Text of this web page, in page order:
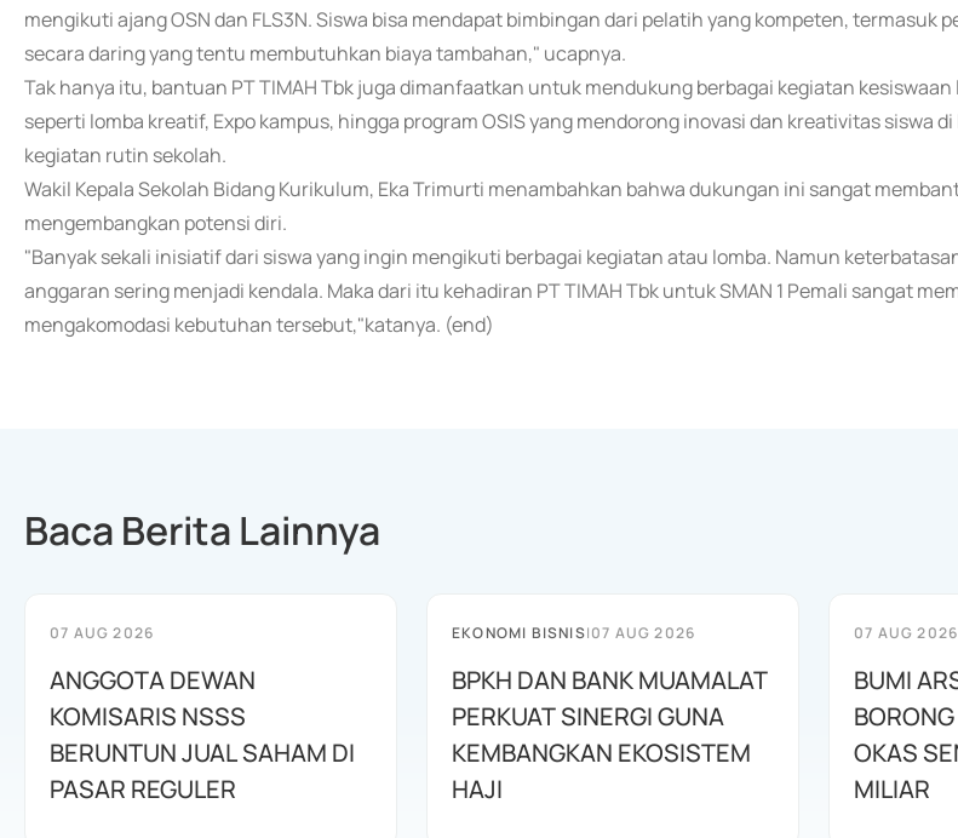
mengikuti ajang OSN dan FLS3N. Siswa bisa mendapat bimbingan dari pelatih yang kompeten, termasuk
secara daring yang tentu membutuhkan biaya tambahan," ucapnya.
Tak hanya itu, bantuan PT TIMAH Tbk juga dimanfaatkan untuk mendukung berbagai kegiatan kesiswaan
seperti lomba kreatif, Expo kampus, hingga program OSIS yang mendorong inovasi dan kreativitas siswa
kegiatan rutin sekolah.
Wakil Kepala Sekolah Bidang Kurikulum, Eka Trimurti menambahkan bahwa dukungan ini sangat
mengembangkan potensi diri.
"Banyak sekali inisiatif dari siswa yang ingin mengikuti berbagai kegiatan atau lomba. Namun
anggaran sering menjadi kendala. Maka dari itu kehadiran PT TIMAH Tbk untuk SMAN 1 Pemali sangat
mengakomodasi kebutuhan tersebut,"katanya. (end)
Baca Berita Lainnya
07 AUG 2026
ANGGOTA DEWAN
KOMISARIS NSSS
BERUNTUN JUAL SAHAM DI
PASAR REGULER
EKONOMI BISNIS|07 AUG 2026
BPKH DAN BANK MUAMALAT
PERKUAT SINERGI GUNA
KEMBANGKAN EKOSISTEM
HAJI
07 AUG 2026
BUMI
OKAS
MILIAR